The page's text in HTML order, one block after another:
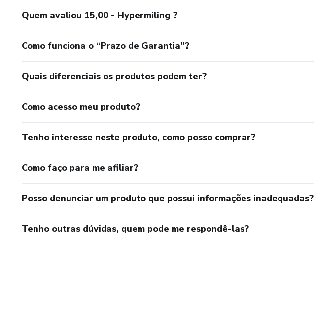
Quem avaliou 15,00 - Hypermiling ?
Como funciona o “Prazo de Garantia”?
Quais diferenciais os produtos podem ter?
Como acesso meu produto?
Tenho interesse neste produto, como posso comprar?
Como faço para me afiliar?
Posso denunciar um produto que possui informações inadequadas?
Tenho outras dúvidas, quem pode me respondê-las?